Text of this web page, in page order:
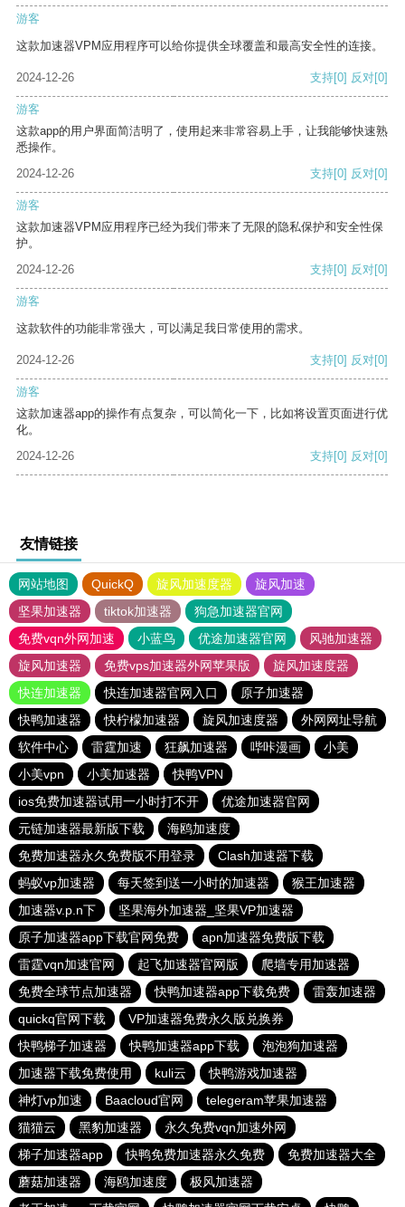
游客
这款加速器VPM应用程序可以给你提供全球覆盖和最高安全性的连接。
2024-12-26 支持[0] 反对[0]
游客
这款app的用户界面简洁明了，使用起来非常容易上手，让我能够快速熟
悉操作。
2024-12-26
支持[0] 反对[0]
游客
这款加速器VPM应用程序已经为我们带来了无限的隐私保护和安全性保
护。
2024-12-26
支持[0] 反对[0]
游客
这款软件的功能非常强大，可以满足我日常使用的需求。
2024-12-26 支持[0] 反对[0]
游客
这款加速器app的操作有点复杂，可以简化一下，比如将设置页面进行优
化。
2024-12-26
支持[0] 反对[0]
友情链接
网站地图 QuickQ 旋风加速度器
旋风加速
坚果加速器
tiktok加速器
狗急加速器官网
免费vqn外网加速
小蓝鸟 优途加速器官网
风驰加速器
旋风加速器
免费vps加速器外网苹果版
旋风加速度器
快连加速器
快连加速器官网入口
原子加速器
快鸭加速器
快柠檬加速器 旋风加速度器
外网网址导航
软件中心
雷霆加速 狂飙加速器 哔咔漫画
小美
小美vpn
小美加速器
快鸭VPN
ios免费加速器试用一小时打不开
优途加速器官网
元链加速器最新版下载
海鸥加速度
免费加速器永久免费版不用登录
Clash加速器下载
蚂蚁vp加速器
每天签到送一小时的加速器
猴王加速器
加速器v.p.n下
坚果海外加速器_坚果VP加速器
原子加速器app下载官网免费
apn加速器免费版下载
雷霆vqn加速官网
起飞加速器官网版
爬墙专用加速器
免费全球节点加速器
快鸭加速器app下载免费
雷轰加速器
quickq官网下载
VP加速器免费永久版兑换券
快鸭梯子加速器
快鸭加速器app下载
泡泡狗加速器
加速器下载免费使用
kuli云
快鸭游戏加速器
神灯vp加速
Baacloud官网
telegeram苹果加速器
猫猫云
黑豹加速器
永久免费vqn加速外网
梯子加速器app
快鸭免费加速器永久免费
免费加速器大全
蘑菇加速器
海鸥加速度
极风加速器